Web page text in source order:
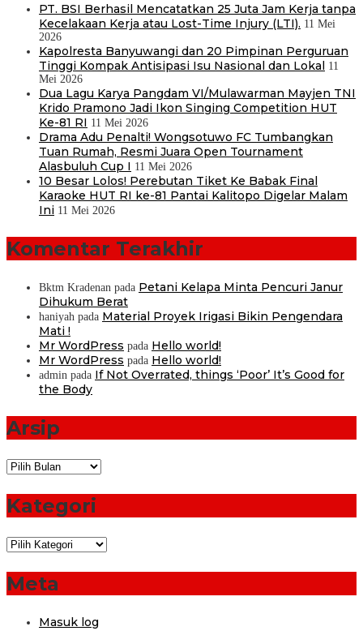
PT. BSI Berhasil Mencatatkan 25 Juta Jam Kerja tanpa
Kecelakaan Kerja atau Lost-Time Injury (LTI). 11 Mei
2026
Kapolresta Banyuwangi dan 20 Pimpinan Perguruan
Tinggi Kompak Antisipasi Isu Nasional dan Lokal 11
Mei 2026
Dua Lagu Karya Pangdam VI/Mulawarman Mayjen TNI
Krido Pramono Jadi Ikon Singing Competition HUT
Ke-81 RI 11 Mei 2026
Drama Adu Penalti! Wongsotuwo FC Tumbangkan
Tuan Rumah, Resmi Juara Open Tournament
Alasbuluh Cup I 11 Mei 2026
10 Besar Lolos! Perebutan Tiket Ke Babak Final
Karaoke HUT RI ke-81 Pantai Kalitopo Digelar Malam
Ini 11 Mei 2026
Komentar Terakhir
Bktm Kradenan pada Petani Kelapa Minta Pencuri Janur
Dihukum Berat
haniyah pada Material Proyek Irigasi Bikin Pengendara
Mati !
Mr WordPress pada Hello world!
Mr WordPress pada Hello world!
admin pada If Not Overrated, things ‘Poor’ It’s Good for
the Body
Arsip
Arsip
Kategori
Kategori
Meta
Masuk log